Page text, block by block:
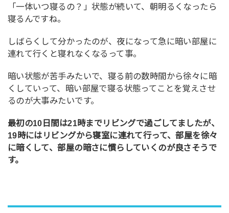
「一体いつ寝るの？」状態が続いて、朝明るくなったら
寝るんですね。
しばらくして分かったのが、夜になって急に暗い部屋に
連れて行くと寝れなくなるって事。
暗い状態が苦手みたいで、寝る前の数時間から徐々に暗
くしていって、暗い部屋で寝る状態ってことを覚えさせ
るのが大事みたいです。
最初の10日間は21時までリビングで過ごしてましたが、
19時にはリビングから寝室に連れて行って、部屋を徐々
に暗くして、部屋の暗さに慣らしていくのが良さそうで
す。